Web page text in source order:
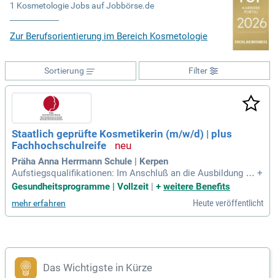
1 Kosmetologie Jobs auf Jobbörse.de
Zur Berufsorientierung im Bereich Kosmetologie
Filter
Sortierung
Staatlich geprüfte Kosmetikerin (m/w/d) | plus
Fachhochschulreife
Präha Anna Herrmann Schule | Kerpen
Aufstiegsqualifikationen: Im Anschluß an die Ausbildung er
öffnen sich dir viele attraktive Möglichkeiten wie: Wellnesst
herapeut*in; Studium Kosmetologie; Kosmetikmeister*in; Vi
sagist*in.
+
Gesundheitsprogramme | Vollzeit | + weitere Benefits
mehr erfahren Heute veröffentlicht
Das Wichtigste in Kürze